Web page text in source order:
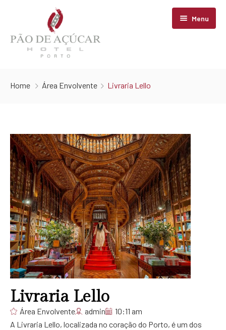
Menu
Facilidades
Área Envolvente
Vintage Conceptual Hotel
Localização
Contactos
Home Área Envolvente Livraria Lello
Livraria Lello
Área Envolvente admin
10:11 am
A Livraria Lello, localizada no coração do Porto, é um dos